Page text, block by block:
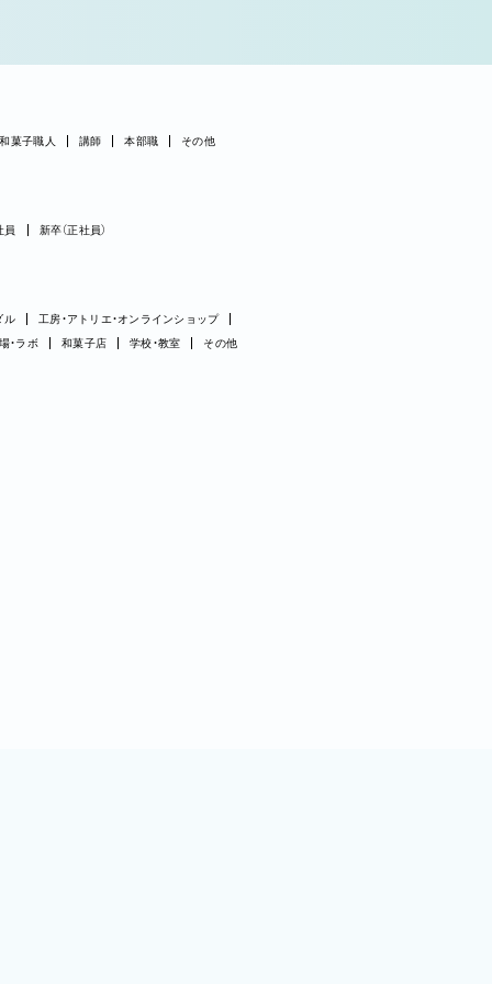
和菓子職人 講師 本部職 その他
員 新卒（正社員）
ル
工房・アトリエ・オンラインショップ
・ラボ 和菓子店 学校・教室 その他